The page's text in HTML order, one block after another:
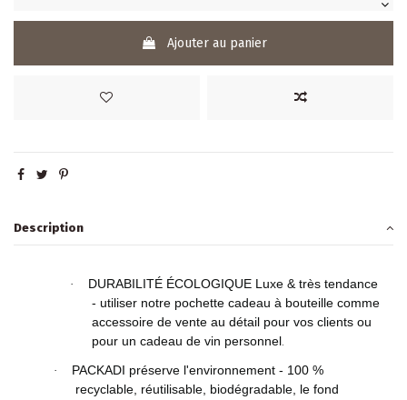
Ajouter au panier
Description
·
DURABILITÉ ÉCOLOGIQUE Luxe & très tendance
- utiliser notre pochette cadeau à bouteille comme
accessoire de vente au détail pour vos clients ou
pour un cadeau de vin personnel.
·
PACKADI préserve l'environnement - 100 %
recyclable, réutilisable, biodégradable, le fond